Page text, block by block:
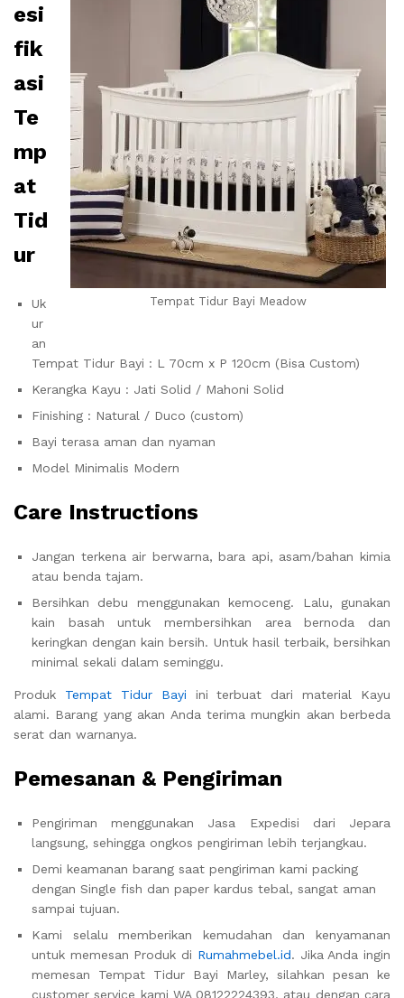
Tempat Tidur Bayi Meadow
esi
fik
asi
Te
mp
at
Tid
ur
Uk
ur
an
Tempat Tidur Bayi : L 70cm x P 120cm (Bisa Custom)
Kerangka Kayu : Jati Solid / Mahoni Solid
Finishing : Natural / Duco (custom)
Bayi terasa aman dan nyaman
Model Minimalis Modern
Care Instructions
Jangan terkena air berwarna, bara api, asam/bahan kimia
atau benda tajam.
Bersihkan debu menggunakan kemoceng. Lalu, gunakan
kain basah untuk membersihkan area bernoda dan
keringkan dengan kain bersih. Untuk hasil terbaik, bersihkan
minimal sekali dalam seminggu.
Produk Tempat Tidur Bayi ini terbuat dari material Kayu
alami. Barang yang akan Anda terima mungkin akan berbeda
serat dan warnanya.
Pemesanan & Pengiriman
Pengiriman menggunakan Jasa Expedisi dari Jepara
langsung, sehingga ongkos pengiriman lebih terjangkau.
Demi keamanan barang saat pengiriman kami packing
dengan Single fish dan paper kardus tebal, sangat aman
sampai tujuan.
Kami selalu memberikan kemudahan dan kenyamanan
untuk memesan Produk di Rumahmebel.id. Jika Anda ingin
memesan Tempat Tidur Bayi Marley, silahkan pesan ke
customer service kami WA 08122224393, atau dengan cara